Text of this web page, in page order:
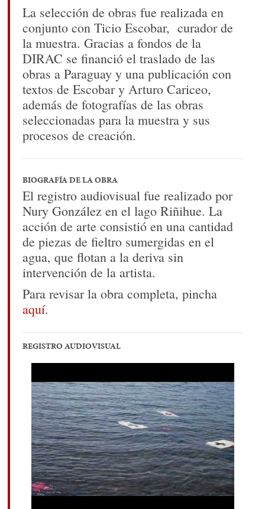
La selección de obras fue realizada en
conjunto con Ticio Escobar, curador de
la muestra. Gracias a fondos de la
DIRAC se financió el traslado de las
obras a Paraguay y una publicación con
textos de Escobar y Arturo Cariceo,
además de fotografías de las obras
seleccionadas para la muestra y sus
procesos de creación.
BIOGRAFÍA DE LA OBRA
El registro audiovisual fue realizado por
Nury González en el lago Riñihue. La
acción de arte consistió en una cantidad
de piezas de fieltro sumergidas en el
agua, que flotan a la deriva sin
intervención de la artista.
Para revisar la obra completa, pincha
aquí.
REGISTRO AUDIOVISUAL